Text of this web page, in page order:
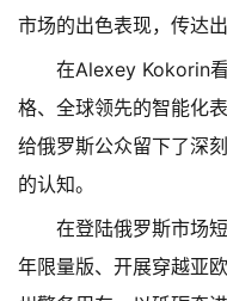
市场的出色表现，传达
在Alexey Kokorin
格、全球领先的智能化
给俄罗斯公众留下了深
的认知。
在登陆俄罗斯市场
年限量版、开展穿越亚